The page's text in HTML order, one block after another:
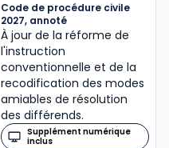
Code de procédure civile
2027, annoté
À jour de la réforme de
l'instruction
conventionnelle et de la
recodification des modes
amiables de résolution
des différends.
Supplément numérique
inclus